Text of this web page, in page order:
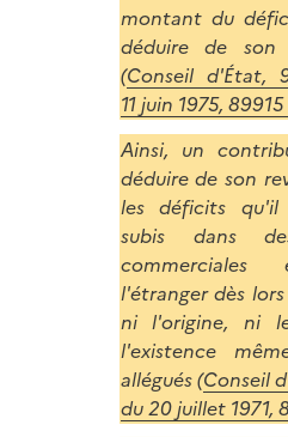
montant du
déduire de son
(Conseil d'État,
11 juin 1975, 89915
Ainsi, un
déduire de son
les déficits qu'il
subis dans
commerciales
l'étranger dès
ni l'origine, ni
l'existence
allégués (Conseil
du 20 juillet 1971,